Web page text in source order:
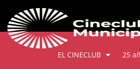
EL CINECLUB 25